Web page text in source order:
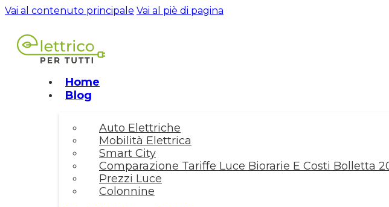
Vai al contenuto principale Vai al piè di pagina
Home
Blog
Auto Elettriche
Mobilità Elettrica
Smart City
Comparazione Tariffe Luce Biorarie E Costi Bolletta
Prezzi Luce
Colonnine